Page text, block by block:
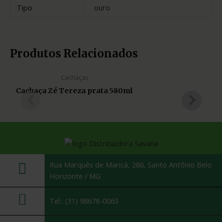
Tipo
ouro
Produtos Relacionados
Cachaças
Cachaça Zé Tereza prata 580ml
Rua Marquês de Maricá, 286, Santo Antônio Belo
Horizonte / MG
Tel.: (31) 98678-0063